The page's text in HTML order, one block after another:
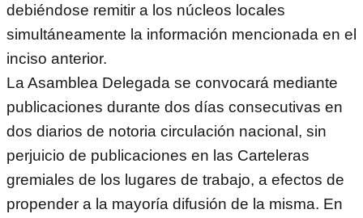
debiéndose remitir a los núcleos locales
simultáneamente la información mencionada en el
inciso anterior.
La Asamblea Delegada se convocará mediante
publicaciones durante dos días consecutivas en
dos diarios de notoria circulación nacional, sin
perjuicio de publicaciones en las Carteleras
gremiales de los lugares de trabajo, a efectos de
propender a la mayoría difusión de la misma. En